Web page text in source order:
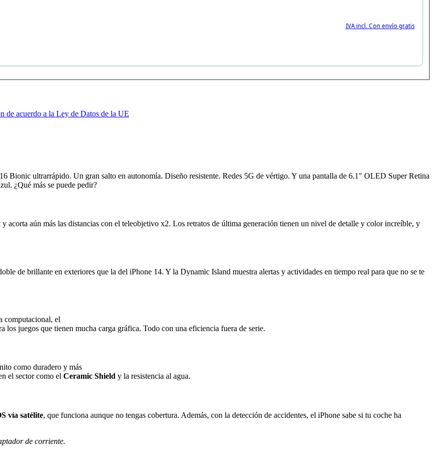
IVA incl. Con envío gratis
de acuerdo a la Ley de Datos de la UE
Bionic ultrarrápido. Un gran salto en autonomía. Diseño resistente. Redes 5G de vértigo. Y una pantalla de 6.1" OLED Super Retina
¿Qué más se puede pedir?
y acorta aún más las distancias con el teleobjetivo x2. Los retratos de última generación tienen un nivel de detalle y color increíble, y
de brillante en exteriores que la del iPhone 14. Y la Dynamic Island muestra alertas y actividades en tiempo real para que no se te
computacional, el
juegos que tienen mucha carga gráfica. Todo con una eficiencia fuera de serie.
como duradero y más
el sector como el Ceramic Shield y la resistencia al agua.
vía satélite, que funciona aunque no tengas cobertura. Además, con la detección de accidentes, el iPhone sabe si tu coche ha
de corriente.